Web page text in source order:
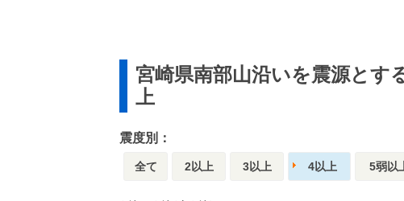
宮崎県南部山沿いを震源とす
上
震度別：
全て 2以上 3以上 4以上 5弱以